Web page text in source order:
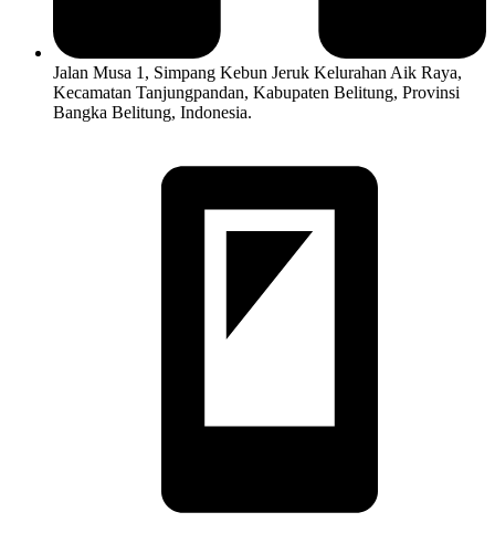
Jalan Musa 1, Simpang Kebun Jeruk Kelurahan Aik Raya,
Kecamatan Tanjungpandan, Kabupaten Belitung, Provinsi
Bangka Belitung, Indonesia.